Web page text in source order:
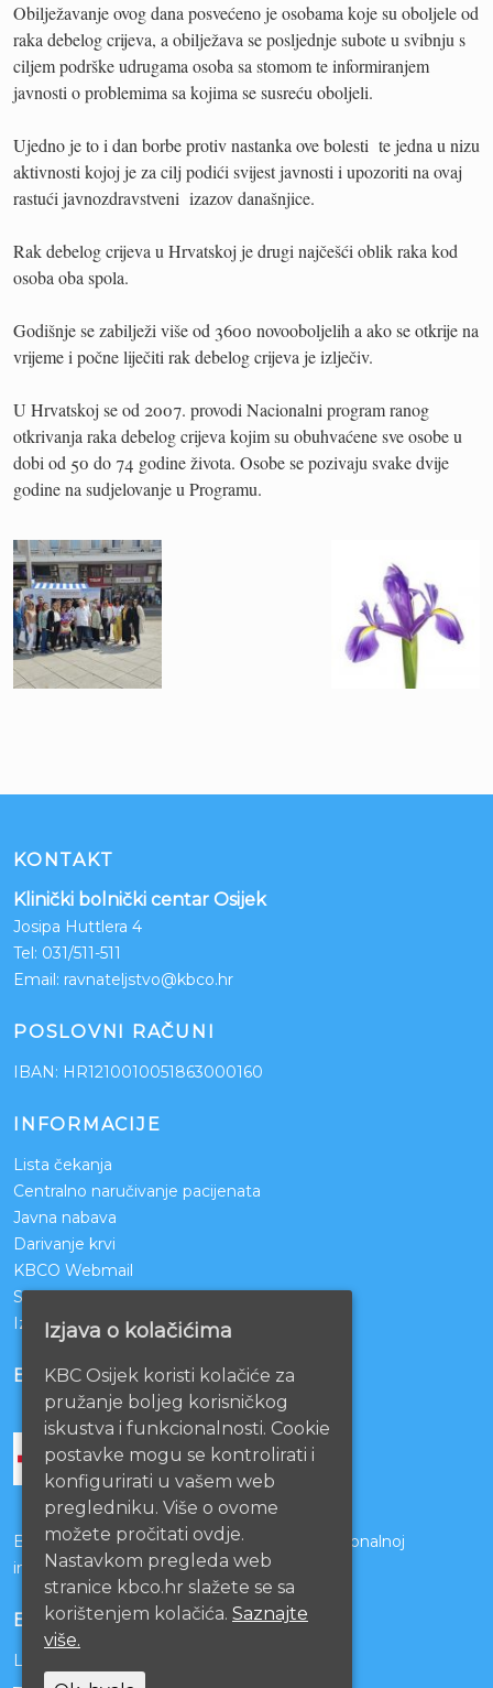
Obilježavanje ovog dana posvećeno je osobama koje su oboljele od
raka debelog crijeva, a obilježava se posljednje subote u svibnju s
ciljem podrške udrugama osoba sa stomom te informiranjem
javnosti o problemima sa kojima se susreću oboljeli.
Ujedno je to i dan borbe protiv nastanka ove bolesti te jedna u nizu
aktivnosti kojoj je za cilj podići svijest javnosti i upozoriti na ovaj
rastući javnozdravstveni izazov današnjice.
Rak debelog crijeva u Hrvatskoj je drugi najčešći oblik raka kod
osoba oba spola.
Godišnje se zabilježi više od 3600 novooboljelih a ako se otkrije na
vrijeme i počne liječiti rak debelog crijeva je izlječiv.
U Hrvatskoj se od 2007. provodi Nacionalni program ranog
otkrivanja raka debelog crijeva kojim su obuhvaćene sve osobe u
dobi od 50 do 74 godine života. Osobe se pozivaju svake dvije
godine na sudjelovanje u Programu.
KONTAKT
Klinički bolnički centar Osijek
Josipa Huttlera 4
Tel: 031/511-511
Email: ravnateljstvo@kbco.hr
POSLOVNI RAČUNI
IBAN: HR1210010051863000160
INFORMACIJE
Lista čekanja
Centralno naručivanje pacijenata
Javna nabava
Darivanje krvi
KBCO Webmail
Sestrinstvo KBC Osijek
Izjava o pristupačnosti mrežnih stranica
BOLNICE PARTNERI
Bolnice s kojima je potpisan ugovor o funkcionalnoj
integraciji
EU PROJEKTI
Lista projekata
Izjava o kolačićima
KBC Osijek koristi kolačiće za
pružanje boljeg korisničkog
iskustva i funkcionalnosti. Cookie
postavke mogu se kontrolirati i
konfigurirati u vašem web
pregledniku. Više o ovome
možete pročitati ovdje.
Nastavkom pregleda web
stranice kbco.hr slažete se sa
korištenjem kolačića. Saznajte
više.